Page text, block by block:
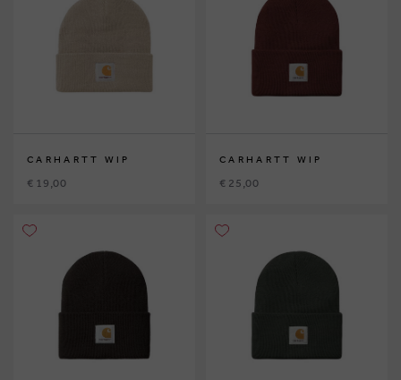
CARHARTT WIP
€ 19,00
CARHARTT WIP
€ 25,00